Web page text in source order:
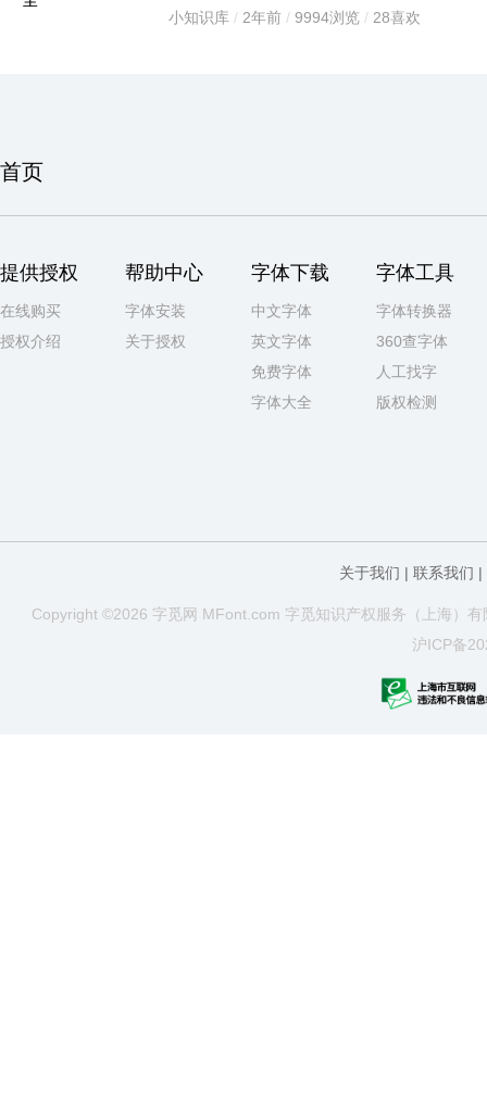
小知识库 / 2年前 / 9994浏览 / 28喜欢
首页
提供授权
在线购买
授权介绍
帮助中心
字体安装
关于授权
字体下载
中文字体
英文字体
免费字体
字体大全
字体工具
字体转换器
360查字体
人工找字
版权检测
关于我们 | 联系我们 |
Copyright ©2026 字觅网 MFont.com 字觅知识产权服务（上海）
沪ICP备